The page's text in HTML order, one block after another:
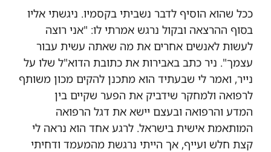
ככל שהוא הוסיף לדבר נשביתי בקסמיו. ניגשתי אליו
בסוף ההרצאה ובקול נרגש אמרתי לו: "אני רוצה
לעשות לאנשים אחרים את מה שאתה עשית עבור
עצמך"
. ניר כתב באבירות את כתובת הדוא"ל שלו על
נייר, ואמר לי שבעתיד הוא מתכנן להקים מכון משותף
לרפואה ולמחקר שידביק את הפער שקיים בין
המדע והרפואה ובעצם יישא את דגל הרפואה
המותאמת אישית בישראל. לרגע אחד הוא נראה לי
קצת חלש ועייף, אך הייתי נרגשת מהמעמד ודחיתי